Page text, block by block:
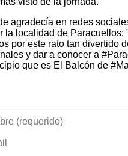
agradecía en redes
la localidad de Paracuellos:
por este rato tan divertido
y dar a conocer a
que es El Balcón de
(requerido)